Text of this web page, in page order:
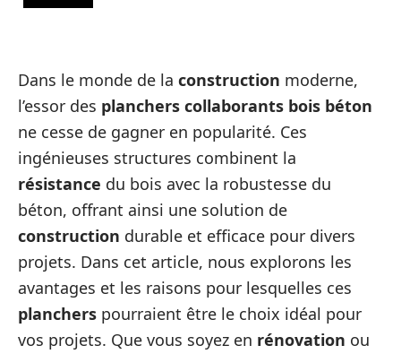
Dans le monde de la construction moderne,
l’essor des planchers collaborants bois béton
ne cesse de gagner en popularité. Ces
ingénieuses structures combinent la
résistance du bois avec la robustesse du
béton, offrant ainsi une solution de
construction durable et efficace pour divers
projets. Dans cet article, nous explorons les
avantages et les raisons pour lesquelles ces
planchers pourraient être le choix idéal pour
vos projets. Que vous soyez en rénovation ou